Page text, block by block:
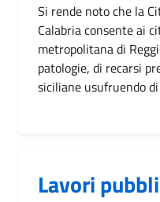
Si rende noto che la
Calabria consente ai
metropolitana di
patologie, di recarsi
siciliane usufruendo
Lavori